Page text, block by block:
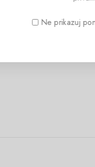
Ne prikazuj